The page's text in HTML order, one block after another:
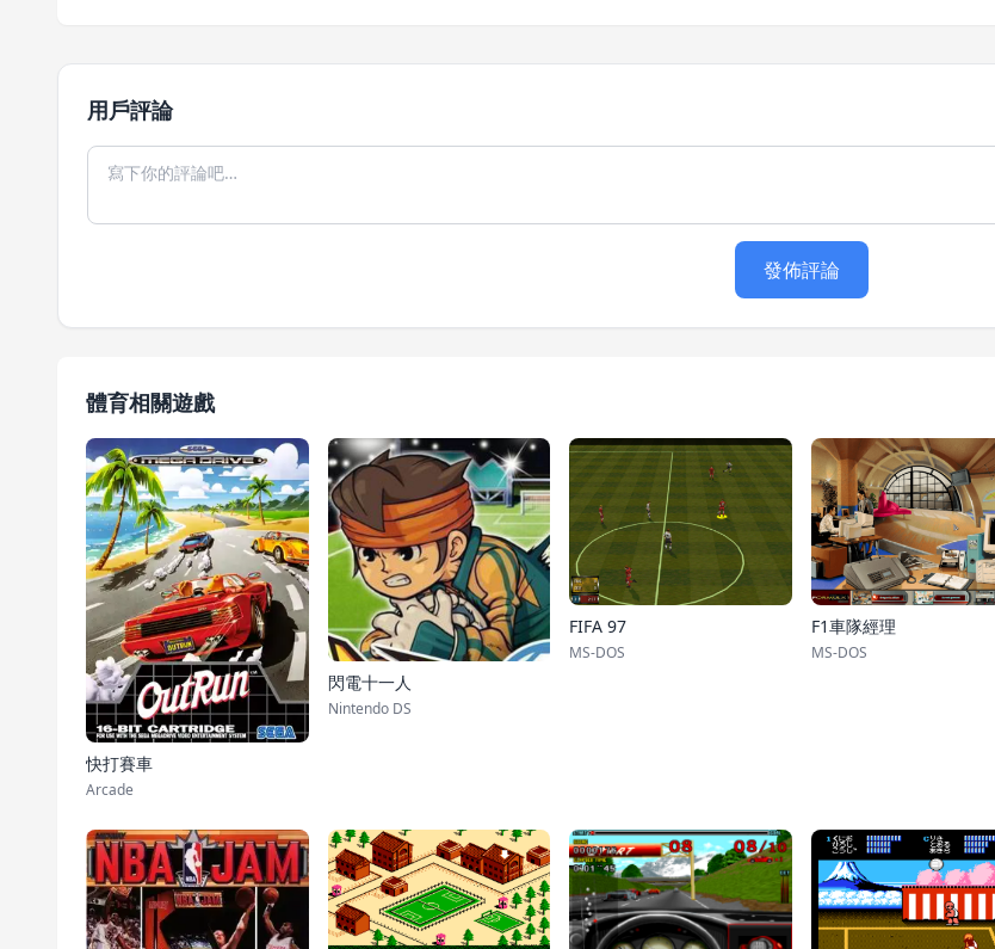
用戶評論
發佈評論
體育相關遊戲
快打賽車
Arcade
閃電十一人
Nintendo DS
FIFA 97
MS-DOS
F1車隊經理
MS-DOS